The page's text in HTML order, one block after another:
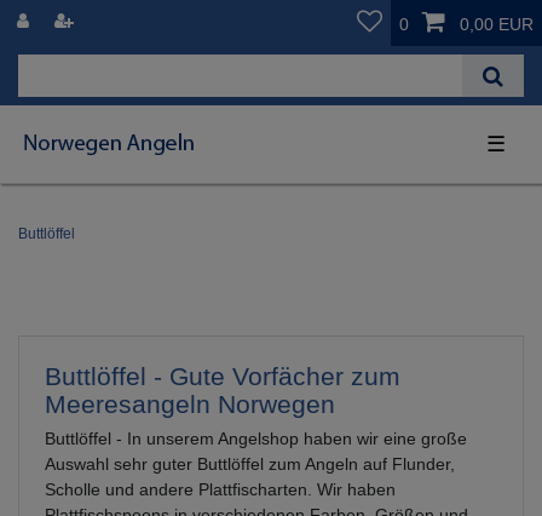
0 0,00 EUR
☰
Buttlöffel
Buttlöffel - Gute Vorfächer zum
Meeresangeln Norwegen
Buttlöffel - In unserem Angelshop haben wir eine große
Auswahl sehr guter Buttlöffel zum Angeln auf Flunder,
Scholle und andere Plattfischarten. Wir haben